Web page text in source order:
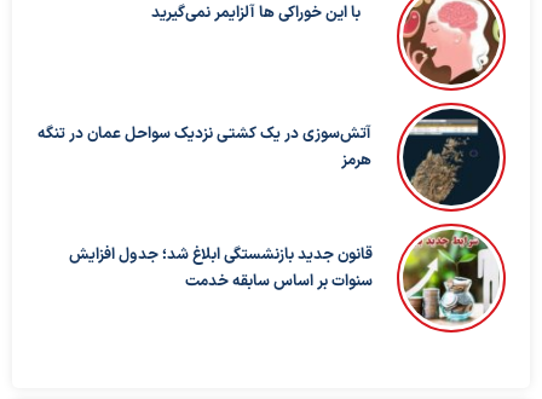
با این خوراکی ها آلزایمر نمی‌گیرید
آتش‌سوزی در یک کشتی نزدیک سواحل عمان در تنگه
هرمز
قانون جدید بازنشستگی ابلاغ شد؛ جدول افزایش
سنوات بر اساس سابقه خدمت